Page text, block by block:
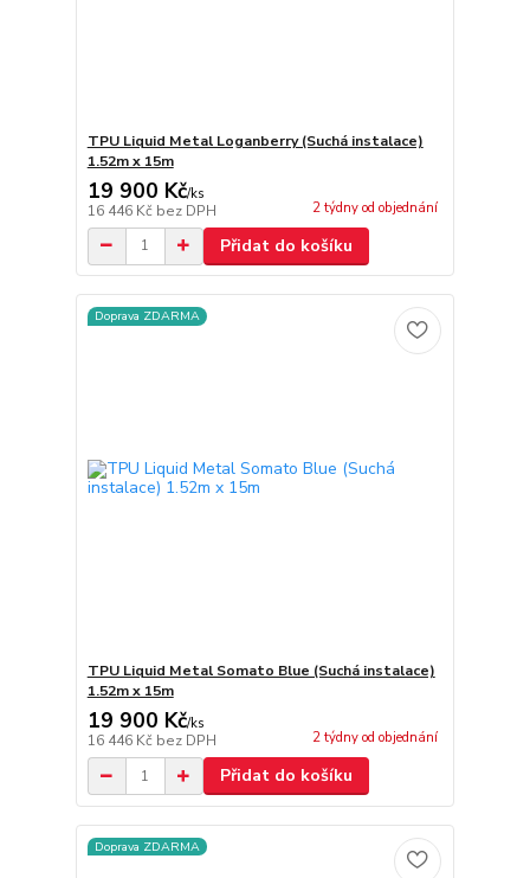
TPU Liquid Metal Loganberry (Suchá instalace)
1.52m x 15m
19 900 Kč/ks
16 446 Kč bez DPH 2 týdny od objednání
Přidat do košíku
Doprava ZDARMA
TPU Liquid Metal Somato Blue (Suchá instalace)
1.52m x 15m
19 900 Kč/ks
16 446 Kč bez DPH 2 týdny od objednání
Přidat do košíku
Doprava ZDARMA